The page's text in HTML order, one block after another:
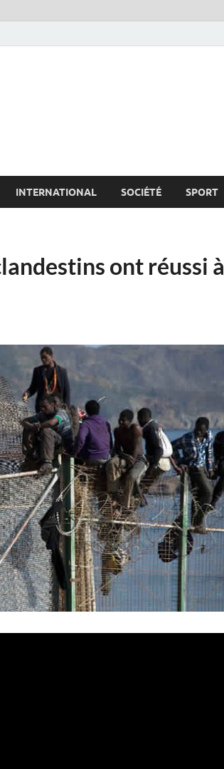
INTERNATIONAL SOCIÉTÉ SPORT
ont réussi à